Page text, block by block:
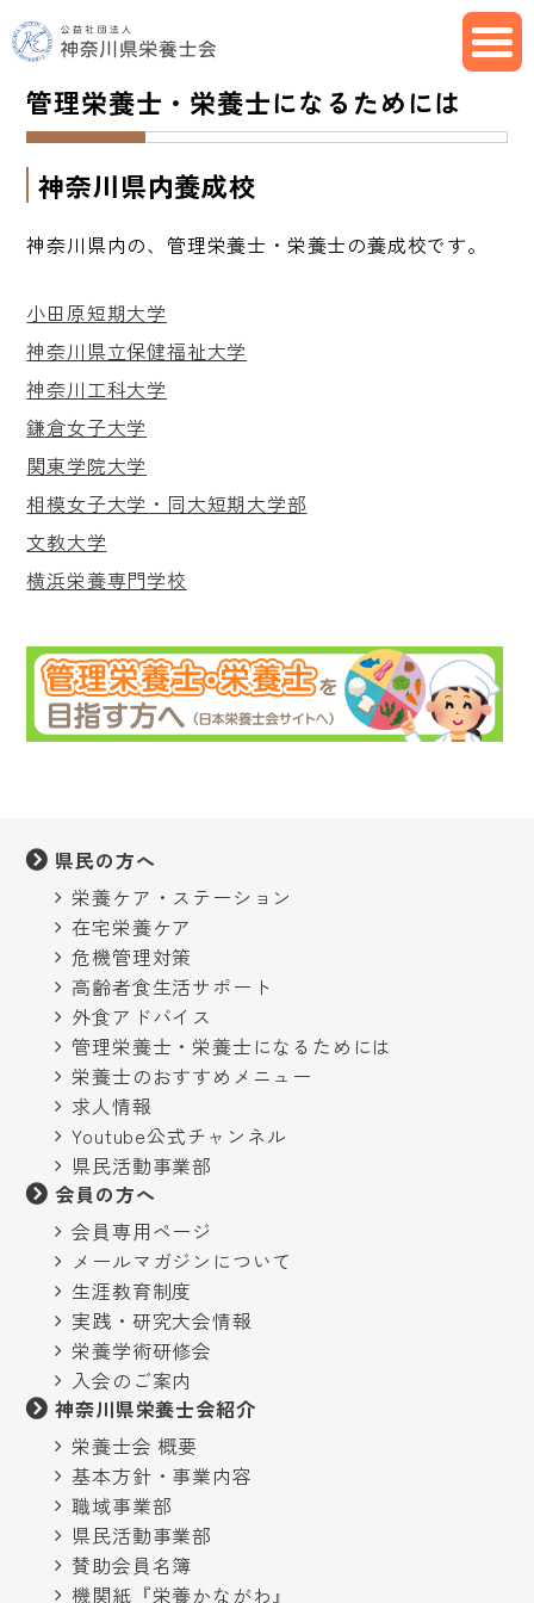
管理栄養士・栄養士になるためには
神奈川県内養成校
神奈川県内の、管理栄養士・栄養士の養成校です。
小田原短期大学
神奈川県立保健福祉大学
神奈川工科大学
鎌倉女子大学
関東学院大学
相模女子大学・同大短期大学部
文教大学
横浜栄養専門学校
県民の方へ
栄養ケア・ステーション
在宅栄養ケア
危機管理対策
高齢者食生活サポート
外食アドバイス
管理栄養士・栄養士になるためには
栄養士のおすすめメニュー
求人情報
Youtube公式チャンネル
県民活動事業部
会員の方へ
会員専用ページ
メールマガジンについて
生涯教育制度
実践・研究大会情報
栄養学術研修会
入会のご案内
神奈川県栄養士会紹介
栄養士会 概要
基本方針・事業内容
職域事業部
県民活動事業部
賛助会員名簿
機関紙『栄養かながわ』